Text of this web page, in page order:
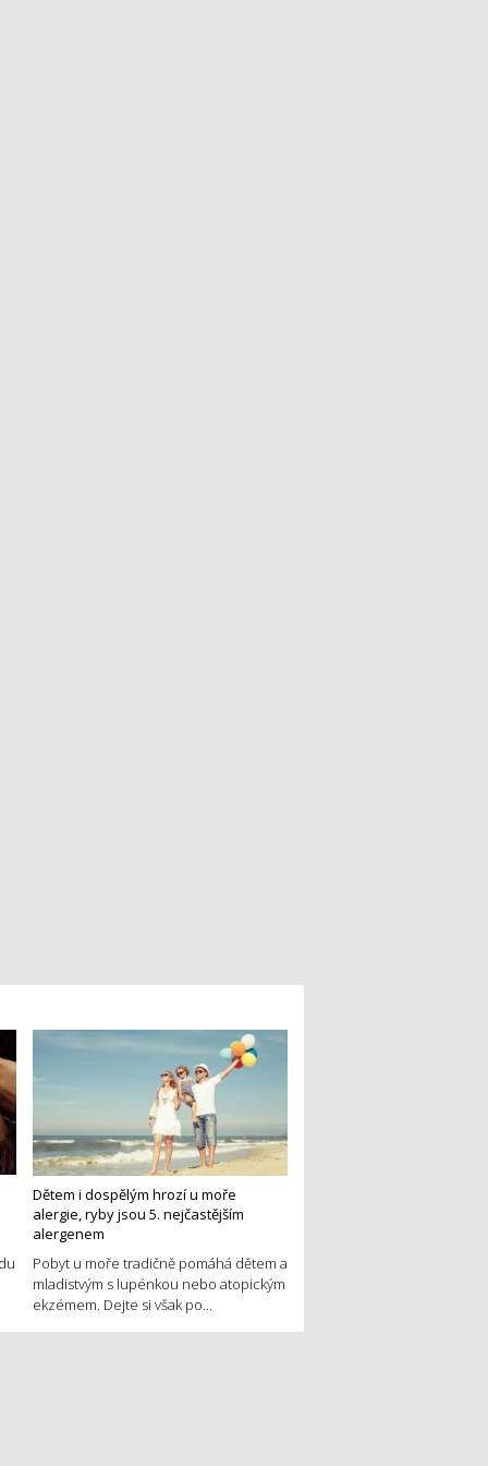
Dětem i dospělým hrozí u moře
alergie, ryby jsou 5. nejčastějším
alergenem
Pobyt u moře tradičně pomáhá dětem a
mladistvým s lupénkou nebo atopickým
ekzémem. Dejte si však po...